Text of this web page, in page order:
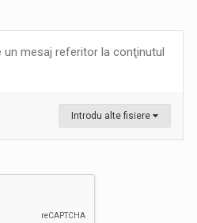
un mesaj referitor la conţinutul
Introdu alte fisiere